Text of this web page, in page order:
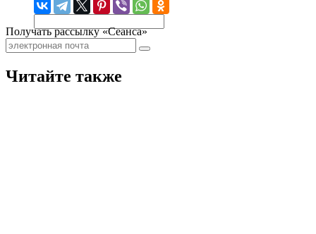
Получать рассылку «Сеанса»
Читайте также